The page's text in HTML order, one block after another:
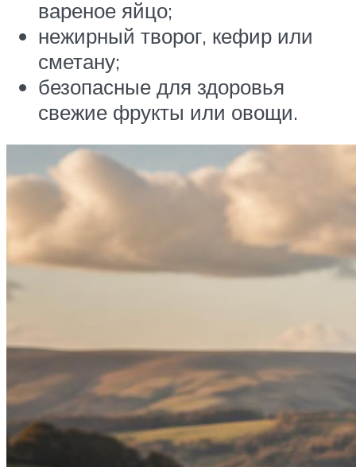
вареное яйцо;
нежирный творог, кефир или
сметану;
безопасные для здоровья
свежие фрукты или овощи.